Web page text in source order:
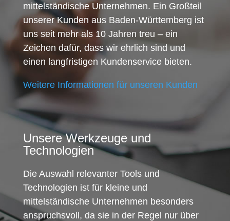
mittelständische Unternehmen. Ein Großteil
unserer Kunden aus Baden-Württemberg ist
uns seit mehr als 10 Jahren treu – ein
Zeichen dafür, dass wir ehrlich sind und
einen langfristigen Kundenservice bieten.
Weitere Informationen für unseren Kunden
Unsere Werkzeuge und
Technologien
Die Auswahl relevanter Tools und
Technologien ist für kleine und
mittelständische Unternehmen besonders
anspruchsvoll, da sie in der Regel nur über